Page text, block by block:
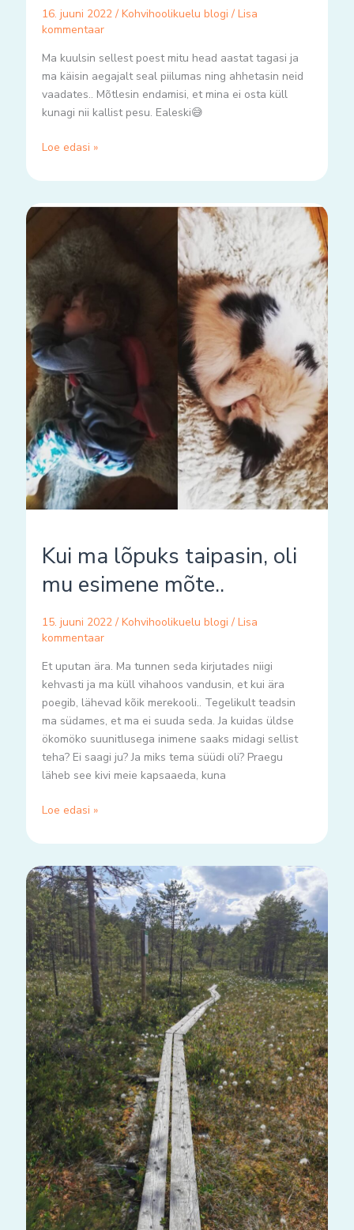
16. juuni 2022 / Kohvihoolikuelu blogi / Lisa
kommentaar
Ma kuulsin sellest poest mitu head aastat tagasi ja
ma käisin aegajalt seal piilumas ning ahhetasin neid
vaadates.. Mõtlesin endamisi, et mina ei osta küll
kunagi nii kallist pesu. Ealeski😅
Loe edasi »
Kui ma lõpuks taipasin, oli
mu esimene mõte..
15. juuni 2022 / Kohvihoolikuelu blogi / Lisa
kommentaar
Et uputan ära. Ma tunnen seda kirjutades niigi
kehvasti ja ma küll vihahoos vandusin, et kui ära
poegib, lähevad kõik merekooli.. Tegelikult teadsin
ma südames, et ma ei suuda seda. Ja kuidas üldse
ökomöko suunitlusega inimene saaks midagi sellist
teha? Ei saagi ju? Ja miks tema süüdi oli? Praegu
läheb see kivi meie kapsaaeda, kuna
Kui
lõpuks
taipasin,
mu
esimene
mõte..
Loe edasi »
Nii
palju
küsimusi..